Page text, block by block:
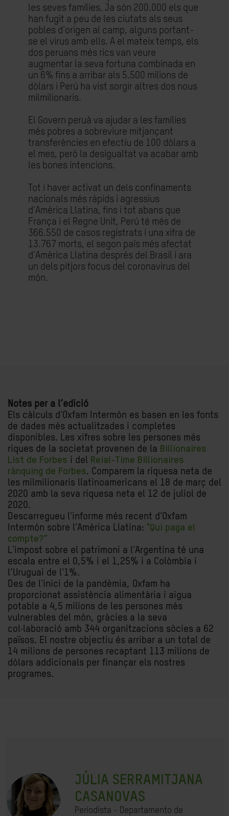
les seves famílies. Ja són 200.000 els que
han fugit a peu de les ciutats als seus
pobles d'origen al camp, alguns portant-
se el virus amb ells. A el mateix temps, els
dos peruans més rics van veure
augmentar la seva fortuna combinada en
un 6% fins a arribar als 5.500 milions de
dòlars i Perú ha vist sorgir altres dos nous
milmilionaris.
El Govern peruà va ajudar a les famílies
més pobres a sobreviure mitjançant
transferències en efectiu de 100 dòlars a
el mes, però la desigualtat va acabar amb
les bones intencions.
Tot i haver activat un dels confinaments
nacionals més ràpids i agressius
d'Amèrica Llatina, fins i tot abans que
França i el Regne Unit, Perú té més de
366.550 de casos registrats i una xifra de
13.767 morts, el segon país més afectat
d'Amèrica Llatina després del Brasil i ara
un dels pitjors focus del coronavirus del
món.
Notes per a l’edició
Els càlculs d'Oxfam Intermón es basen en les fonts
de dades més actualitzades i completes
disponibles. Les xifres sobre les persones més
riques de la societat provenen de la Billionaires
List de Forbes i del Reial-Time Billionaires
rànquing de Forbes. Comparem la riquesa neta de
les milmilionaris llatinoamericans el 18 de març del
2020 amb la seva riquesa neta el 12 de juliol de
2020.
Descarregueu l'informe més recent d'Oxfam
Intermón sobre l’Amèrica Llatina: "Qui paga el
compte?”
L'impost sobre el patrimoni a l'Argentina té una
escala entre el 0,5% i el 1,25% i a Colòmbia i
l’Uruguai de l'1%.
Des de l'inici de la pandèmia, Oxfam ha
proporcionat assistència alimentària i aigua
potable a 4,5 milions de les persones més
vulnerables del món, gràcies a la seva
col·laboració amb 344 organitzacions sòcies a 62
països. El nostre objectiu és arribar a un total de
14 milions de persones recaptant 113 milions de
dòlars addicionals per finançar els nostres
programes.
JÚLIA SERRAMITJANA
CASANOVAS
Periodista - Departamento de